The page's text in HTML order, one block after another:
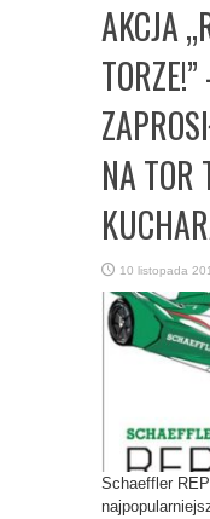
AKCJA
NA TOR
10 listopada
Schaeffler